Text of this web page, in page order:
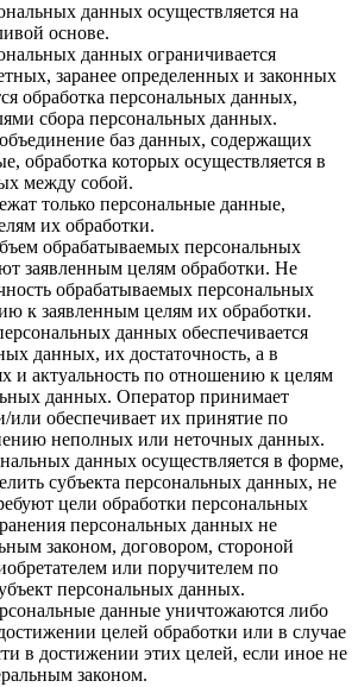
данных осуществляется на
основе.
данных ограничивается
заранее определенных и законных
обработка персональных данных,
сбора персональных данных.
баз данных, содержащих
обработка которых осуществляется в
между собой.
только персональные данные,
их обработки.
обрабатываемых персональных
заявленным целям обработки. Не
обрабатываемых персональных
к заявленным целям их обработки.
данных обеспечивается
данных, их достаточность, а в
и актуальность по отношению к целям
данных. Оператор принимает
обеспечивает их принятие по
неполных или неточных данных.
данных осуществляется в форме,
субъекта персональных данных, не
цели обработки персональных
персональных данных не
законом, договором, стороной
или поручителем по
персональных данных.
данные уничтожаются либо
целей обработки или в случае
в достижении этих целей, если иное не
законом.